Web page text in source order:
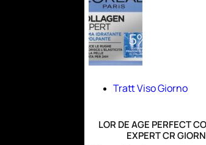
Tratt Viso Giorno
LOR DE AGE PERFECT
EXPERT CR